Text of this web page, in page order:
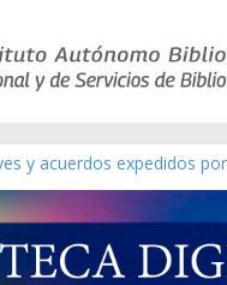
y acuerdos expedidos
gráfico]
[material gráfico]
la República de Venezuela
de obras de Modesta Bor